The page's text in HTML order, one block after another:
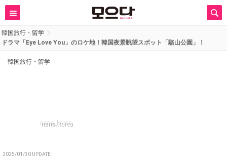
韓国旅行・留学
ドラマ「Eye Love You」のロケ地！韓国夜景眺望スポット「駱山公園」！
韓国旅行・留学
nana_korea
2025/01/30 UPDATE